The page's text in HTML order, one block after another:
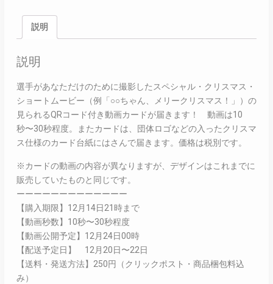
説明
説明
選手があなただけのために撮影したスペシャル・クリスマス・
ショートムービー（例「○○ちゃん、メリークリスマス！」）の
見られるQRコード付き動画カードが届きます！ 動画は10
秒〜30秒程度。またカードは、団体ロゴなどの入ったクリスマ
ス仕様のカード台紙にはさんで届きます。価格は税別です。
※カードの動画の内容が異なりますが、デザインはこれまでに
販売していたものと同じです。
ーーーーーーーーーーーーー
【購入期限】12月14日21時まで
【動画秒数】10秒〜30秒程度
【動画公開予定】12月24日00時
【配送予定日】 12月20日〜22日
【送料・発送方法】250円（クリックポスト・商品梱包料込
み）